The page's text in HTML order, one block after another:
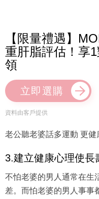
【限量禮遇】
重肝脂評估！享
領
立即選購
資料由客戶提供
老公聽老婆話多運動 更健
3.建立健康心理使長
不怕老婆的男人通常在生
差。而怕老婆的男人事事